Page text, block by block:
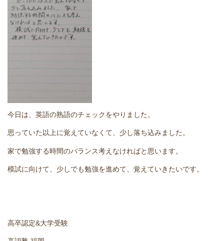
高卒認定試験にかかる費用
アクセス情報
今日は、英語の熟語のチェックをやりました。
思っていた以上に覚えていなくて、少し落ち込みました。
家で勉強する時間のバランス考えなければと思います。
模試に向けて、少しでも勉強を進めて、覚えていきたいです。
高卒認定&大学受験